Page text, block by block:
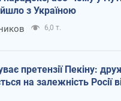
з Україною
6,0 т.
претензії Пекіну:
на залежність Росії